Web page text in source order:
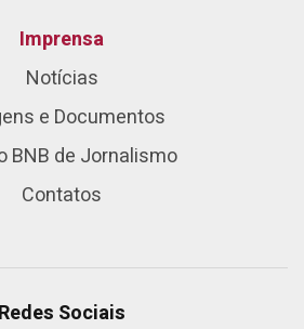
Imprensa
Notícias
e Documentos
BNB de Jornalismo
Contatos
Redes Sociais